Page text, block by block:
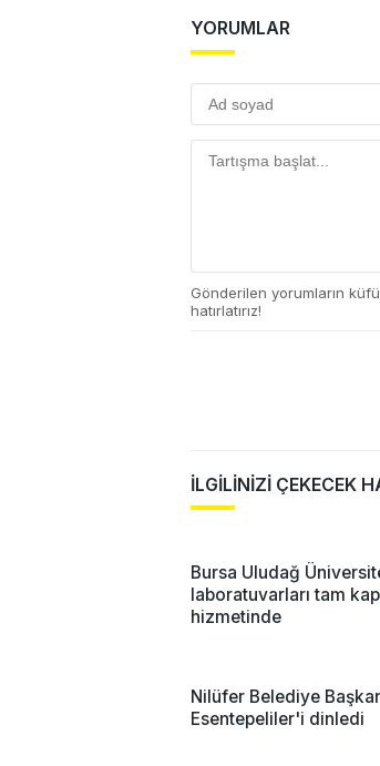
YORUMLAR
Gönderilen yorumların
hatırlatırız!
İLGİLİNİZİ ÇEKECEK
Bursa Uludağ
laboratuvarları tam
hizmetinde
Nilüfer Belediye
Esentepeliler'i dinledi